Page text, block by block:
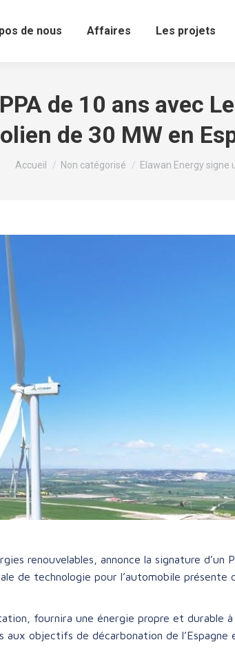
de nous Affaires Les projets
de 10 ans avec
de 30 MW en
Vous êtes ici :
Accueil Non catégorisé Elawan Energy signe
renouvelables, annonce la signature d’un
de technologie pour l’automobile présente
fournira une énergie propre et durable à
objectifs de décarbonation de l’Espagne